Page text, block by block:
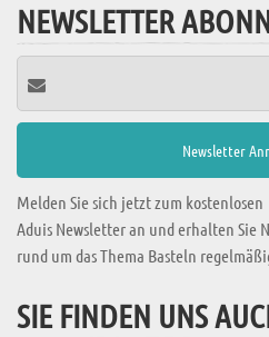
NEWSLETTER
Melden Sie sich jetzt zum kostenlosen
Aduis Newsletter an und erhalten Sie
rund um das Thema Basteln
SIE FINDEN UNS